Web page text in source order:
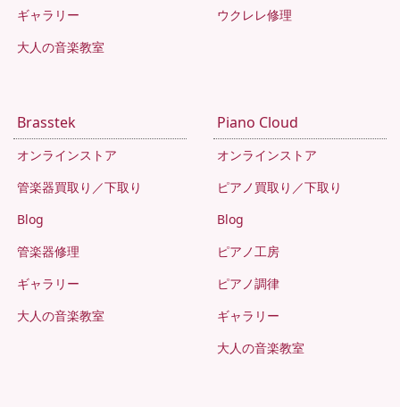
ギャラリー
大人の音楽教室
ウクレレ修理
Brasstek
オンラインストア
管楽器買取り／下取り
Blog
管楽器修理
ギャラリー
大人の音楽教室
Piano Cloud
オンラインストア
ピアノ買取り／下取り
Blog
ピアノ工房
ピアノ調律
ギャラリー
大人の音楽教室